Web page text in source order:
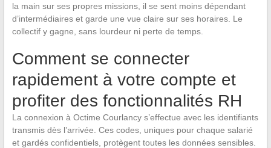
la main sur ses propres missions, il se sent moins dépendant
d’intermédiaires et garde une vue claire sur ses horaires. Le
collectif y gagne, sans lourdeur ni perte de temps.
Comment se connecter
rapidement à votre compte et
profiter des fonctionnalités RH
La connexion à Octime Courlancy s’effectue avec les identifiants
transmis dès l’arrivée. Ces codes, uniques pour chaque salarié
et gardés confidentiels, protègent toutes les données sensibles.